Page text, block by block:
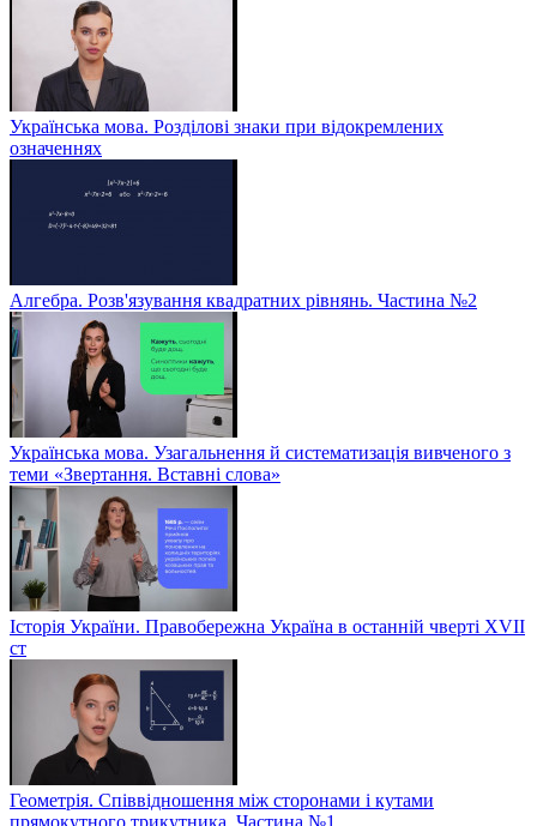
Українська мова. Розділові знаки при відокремлених
означеннях
Алгебра. Розв'язування квадратних рівнянь. Частина №2
Українська мова. Узагальнення й систематизація вивченого з
теми «Звертання. Вставні слова»
Історія України. Правобережна Україна в останній чверті XVII
ст
Геометрія. Співвідношення між сторонами і кутами
прямокутного трикутника. Частина №1